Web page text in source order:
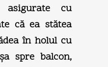
asigurate cu
că ea stătea
în holul cu
spre balcon,